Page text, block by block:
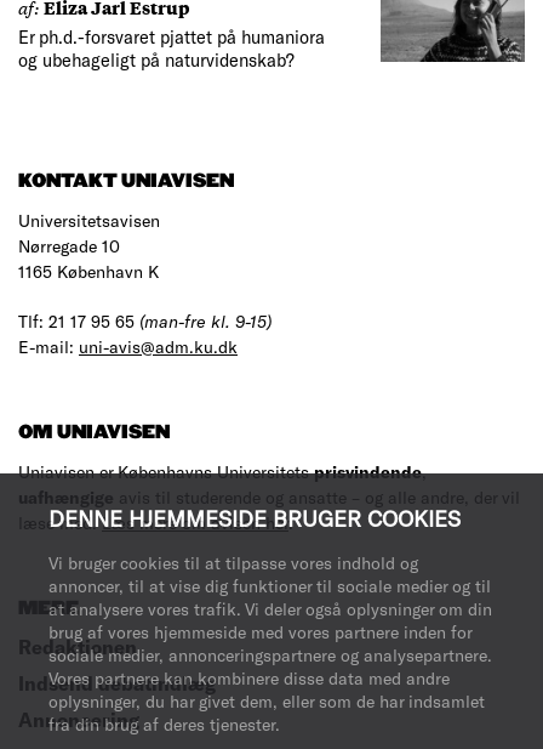
DENNE HJEMMESIDE BRUGER COOKIES
Vi bruger cookies til at tilpasse vores indhold og
annoncer, til at vise dig funktioner til sociale medier og til
at analysere vores trafik. Vi deler også oplysninger om din
brug af vores hjemmeside med vores partnere inden for
sociale medier, annonceringspartnere og analysepartnere.
Vores partnere kan kombinere disse data med andre
oplysninger, du har givet dem, eller som de har indsamlet
fra din brug af deres tjenester.
af:Eliza Jarl Estrup
Er ph.d.-forsvaret pjattet på humaniora
og ubehageligt på naturvidenskab?
KONTAKT UNIAVISEN
Universitetsavisen
Nørregade 10
1165 København K
Tlf: 21 17 95 65 (man-fre kl. 9-15)
E-mail: uni-avis@adm.ku.dk
OM UNIAVISEN
Uniavisen er Københavns Universitetsprisvindende,
uafhængige avis til studerende og ansatte – og alle andre, der vil
læse med.Læs mere om avisen her.
MERE
Redaktionen
Indsend debatindlæg
Annoncering